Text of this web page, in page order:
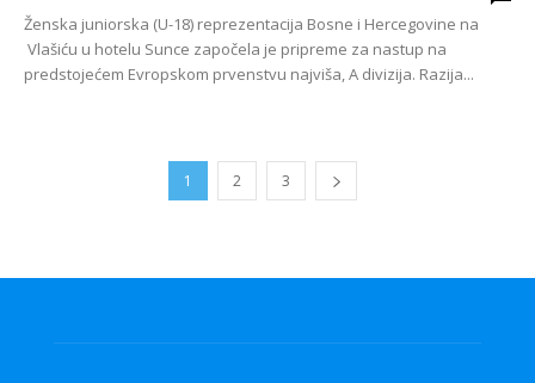
Ženska juniorska (U-18) reprezentacija Bosne i Hercegovine na
Vlašiću u hotelu Sunce započela je pripreme za nastup na
predstojećem Evropskom prvenstvu najviša, A divizija. Razija...
1 2 3